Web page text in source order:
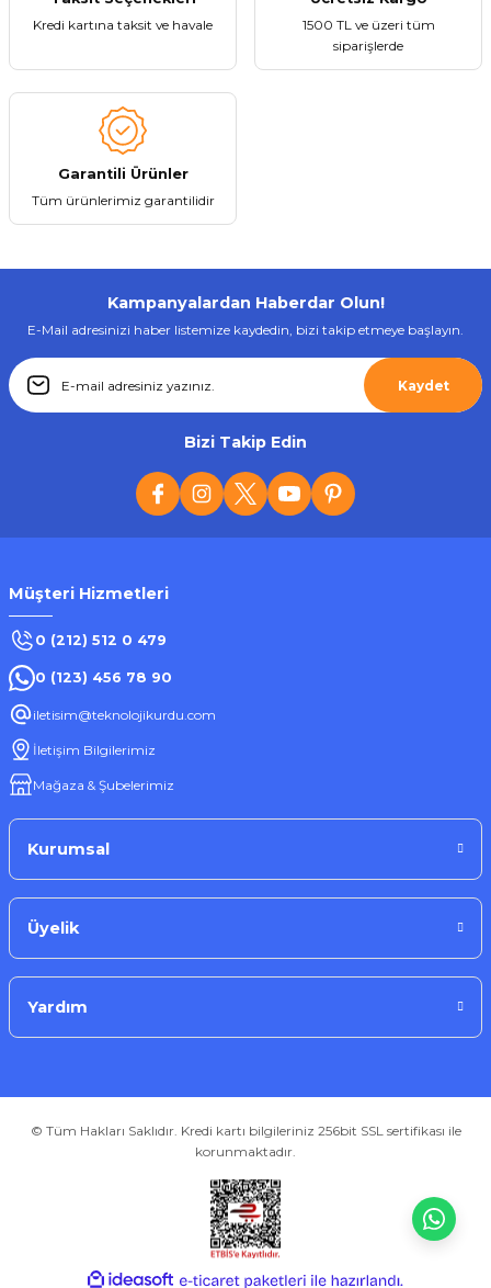
Kredi kartına taksit ve havale
1500 TL ve üzeri tüm
siparişlerde
Garantili Ürünler
Tüm ürünlerimiz garantilidir
Kampanyalardan Haberdar Olun!
E-Mail adresinizi haber listemize kaydedin, bizi takip etmeye başlayın.
Kaydet
Bizi Takip Edin
Müşteri Hizmetleri
0 (212) 512 0 479
0 (123) 456 78 90
iletisim@teknolojikurdu.com
İletişim Bilgilerimiz
Mağaza & Şubelerimiz
Kurumsal
Üyelik
Yardım
© Tüm Hakları Saklıdır. Kredi kartı bilgileriniz 256bit SSL sertifikası ile
korunmaktadır.
ideasoft e-